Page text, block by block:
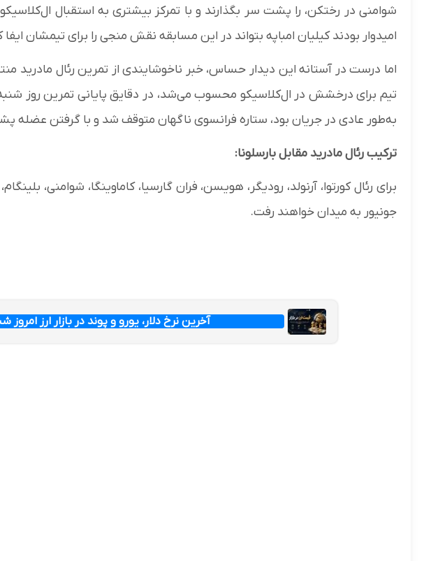
شوامنی در رختکن، را پشت سر بگذارند و با تمرکز بیشتری به استقبال
امیدوار بودند کیلیان امباپه بتواند در این مسابقه نقش منجی را برای تیمشان ایفا
اما درست در آستانه این دیدار حساس، خبر ناخوشایندی از تمرین رئال مادرید
تیم برای درخشش در ال‌کلاسیکو محسوب می‌شد، در دقایق پایانی تمرین روز
به‌طور عادی در جریان بود، ستاره فرانسوی ناگهان متوقف شد و با گرفتن عضله
ترکیب رئال مادرید مقابل بارسلونا:
برای رئال کورتوا، آرنولد، رودیگر، هویسن، فران گارسیا، کاماوینگا، شوامنی،
جونیور به میدان خواهند رفت.
آخرین نرخ دلار، یورو و پوند در بازار ارز امروز شنبه ۱۷